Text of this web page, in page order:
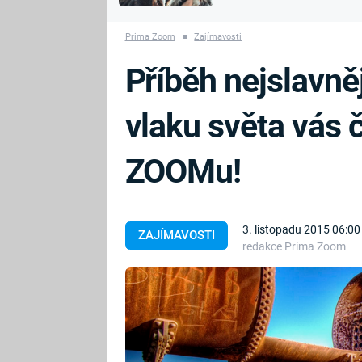
PRVNÍ SVĚTOVÁ
BRITSKÁ
KRÁLOVSKÁ
RODINA
Prima Zoom ■ Zajímavosti
ZAJÍMAVOSTI
3. listopadu 2015 06:00
redakce Prima Zoom
Příběh
vlaku světa vás
ZOOMu!